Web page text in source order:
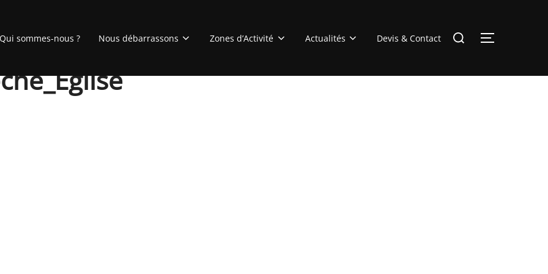
Qui sommes-nous ? Nous débarrassons Zones d’Activité Actualités Devis & Contact
Rechercher :